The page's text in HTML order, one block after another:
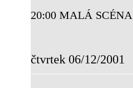
20:00 MALÁ SCÉNA
čtvrtek 06/12/2001